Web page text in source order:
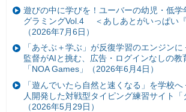
遊びの中に学びを！ユーバーの幼児・低学
グラミングVol.4 ＜あしあとがいっぱい
（2026年7月6日）
「あそぶ＋学ぶ」が反復学習のエンジン
監督がAIと挑む、広告・ログインなしの教
「NOA Games」（2026年6月4日）
「遊んでいたら自然と速くなる」を学校
人開発した対戦型タイピング練習サイト「
（2026年5月29日）